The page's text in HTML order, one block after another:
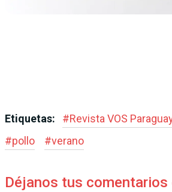
Etiquetas: #Revista VOS
#pollo #verano
Déjanos tus comentarios